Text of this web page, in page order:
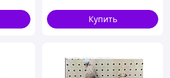
Купить